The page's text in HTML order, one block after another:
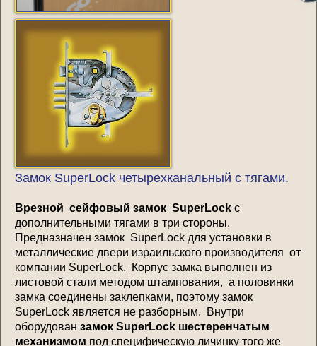
Замок SuperLock четырехканальный с тягами.
Врезной сейфовый замок SuperLock с
дополнительными тягами в три стороны.
Предназначен замок SuperLock для установки в
металлические двери израильского производителя от
компании SuperLock. Корпус замка выполнен из
листовой стали методом штампования, а половинки
замка соединены заклепками, поэтому замок
SuperLock является не разборным. Внутри
оборудован замок SuperLock шестеренчатым
механизмом под специфическую личинку того же